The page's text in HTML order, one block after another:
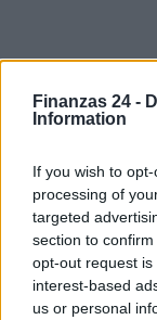
Finanzas 24 -
Information
If you wish to
processing of
targeted
section to
opt-out request
interest-based
us or personal